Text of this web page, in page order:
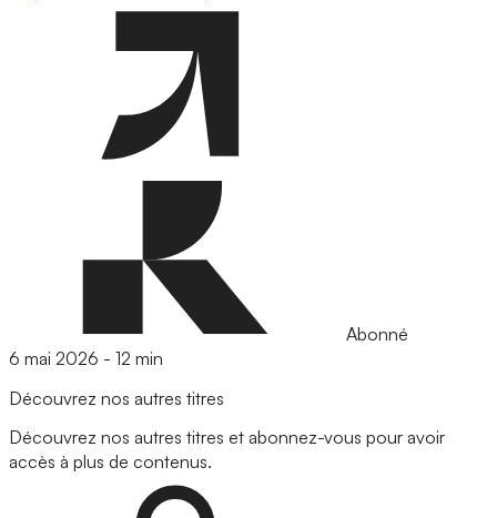
Abonné
6 mai 2026 - 12 min
Découvrez nos autres titres
Découvrez nos autres titres et abonnez-vous pour avoir
accès à plus de contenus.